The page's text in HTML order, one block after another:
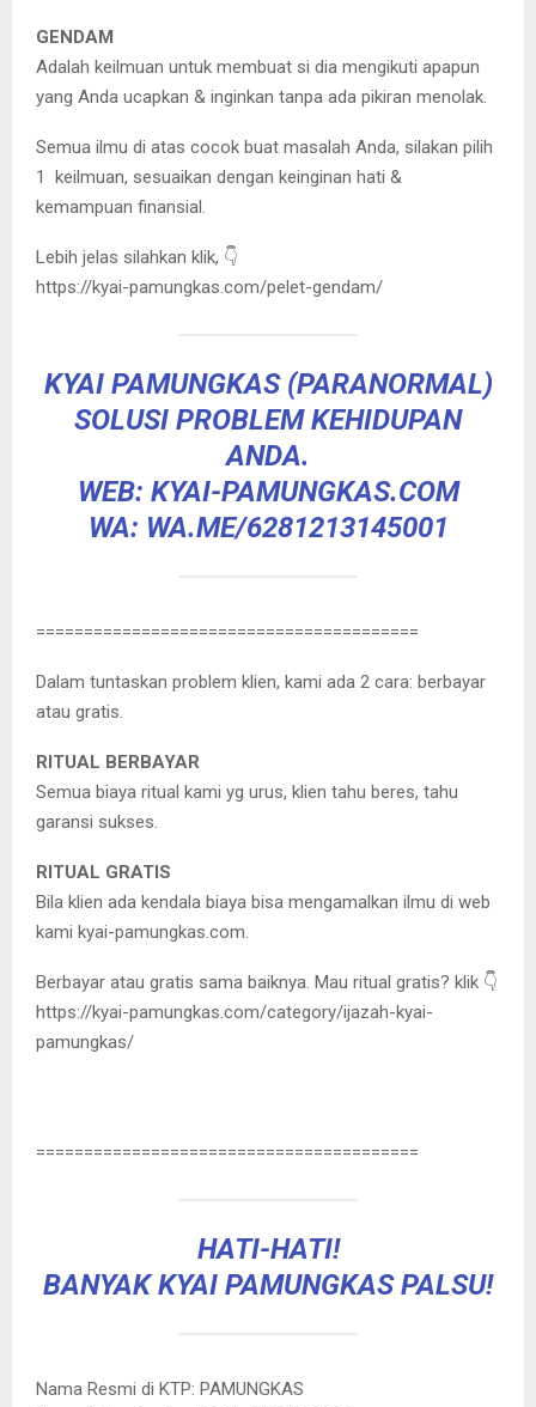
GENDAM
Adalah keilmuan untuk membuat si dia mengikuti apapun
yang Anda ucapkan & inginkan tanpa ada pikiran menolak.
Semua ilmu di atas cocok buat masalah Anda, silakan pilih
1 keilmuan, sesuaikan dengan keinginan hati &
kemampuan finansial.
Lebih jelas silahkan klik, 👇
https://kyai-pamungkas.com/pelet-gendam/
KYAI PAMUNGKAS (PARANORMAL)
SOLUSI PROBLEM KEHIDUPAN
ANDA.
WEB: KYAI-PAMUNGKAS.COM
WA: WA.ME/6281213145001
========================================
Dalam tuntaskan problem klien, kami ada 2 cara: berbayar
atau gratis.
RITUAL BERBAYAR
Semua biaya ritual kami yg urus, klien tahu beres, tahu
garansi sukses.
RITUAL GRATIS
Bila klien ada kendala biaya bisa mengamalkan ilmu di web
kami kyai-pamungkas.com.
Berbayar atau gratis sama baiknya. Mau ritual gratis? klik 👇
https://kyai-pamungkas.com/category/ijazah-kyai-
pamungkas/
========================================
HATI-HATI!
BANYAK KYAI PAMUNGKAS PALSU!
Nama Resmi di KTP: PAMUNGKAS